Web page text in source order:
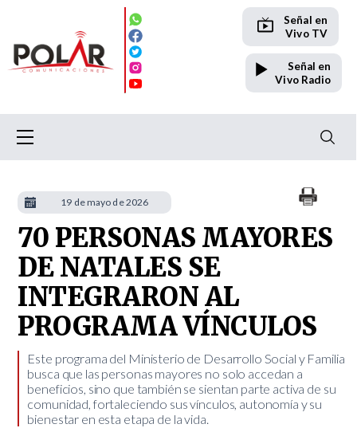
Señal en
Vivo TV
Señal en
Vivo Radio
70 PERSONAS MAYORES
DE NATALES SE
INTEGRARON AL
PROGRAMA VÍNCULOS
​Este programa del Ministerio de Desarrollo Social y Familia
busca que las personas mayores no solo accedan a
beneficios, sino que también se sientan parte activa de su
comunidad, fortaleciendo sus vínculos, autonomía y su
bienestar en esta etapa de la vida.
19 de mayo de 2026